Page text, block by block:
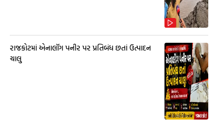
રાજકોટમાં એનાલૉગ પનીર પર પ્રતિબંધ છતાં ઉત્પાદન
ચાલુ